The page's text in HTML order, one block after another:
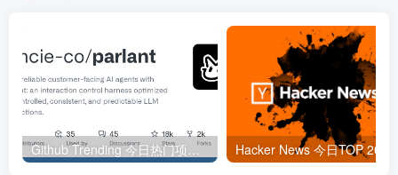
Github Trending 今日热门项目 | 2025-09-06